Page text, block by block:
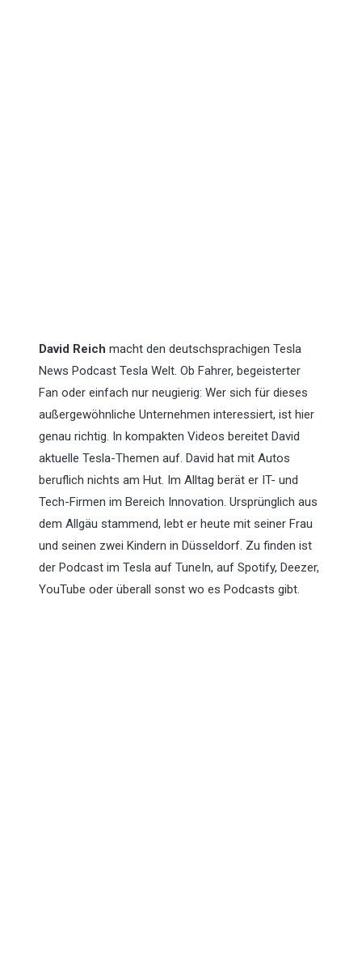
David Reich macht den deutschsprachigen Tesla
News Podcast Tesla Welt. Ob Fahrer, begeisterter
Fan oder einfach nur neugierig: Wer sich für dieses
außergewöhnliche Unternehmen interessiert, ist hier
genau richtig. In kompakten Videos bereitet David
aktuelle Tesla-Themen auf. David hat mit Autos
beruflich nichts am Hut. Im Alltag berät er IT- und
Tech-Firmen im Bereich Innovation. Ursprünglich aus
dem Allgäu stammend, lebt er heute mit seiner Frau
und seinen zwei Kindern in Düsseldorf. Zu finden ist
der Podcast im Tesla auf TuneIn, auf Spotify, Deezer,
YouTube oder überall sonst wo es Podcasts gibt.